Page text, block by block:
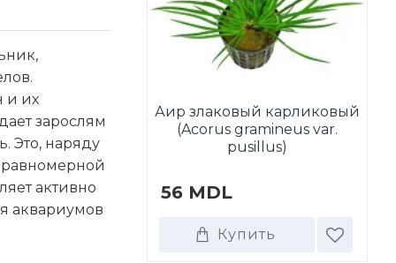
и их
зарослям
Это, наряду
активно
аквариумов
wallichii
Аир злаковый карликовый
(Acorus gramineus var.
pusillus)
56 MDL
Купить